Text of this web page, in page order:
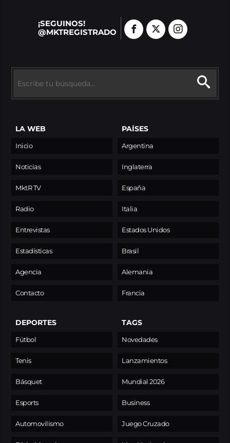
¡SEGUINOS!
@MKTREGISTRADO
LA WEB
Inicio
Noticias
MktR TV
Radio
Entrevistas
Estadísticas
Agencia
Contacto
PAÍSES
Argentina
Inglaterra
España
Italia
Estados Unidos
Brasil
Alemania
Francia
DEPORTES
Fútbol
Tenis
Básquet
Esports
Automovilismo
TAGS
Novedades
Lanzamientos
Mundial 2026
Business
Juego Cruzado